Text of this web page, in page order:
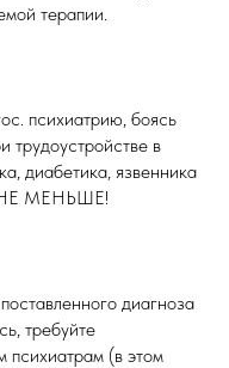
терапии.
психиатрию, боясь
трудоустройстве в
диабетика, язвенника
НЕ МЕНЬШЕ!
диагноза
требуйте
психиатрам (в этом